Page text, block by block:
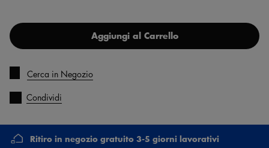
Aggiungi al Carrello
Cerca in Negozio
Condividi
Ritiro in negozio gratuito 3-5 giorni lavorativi